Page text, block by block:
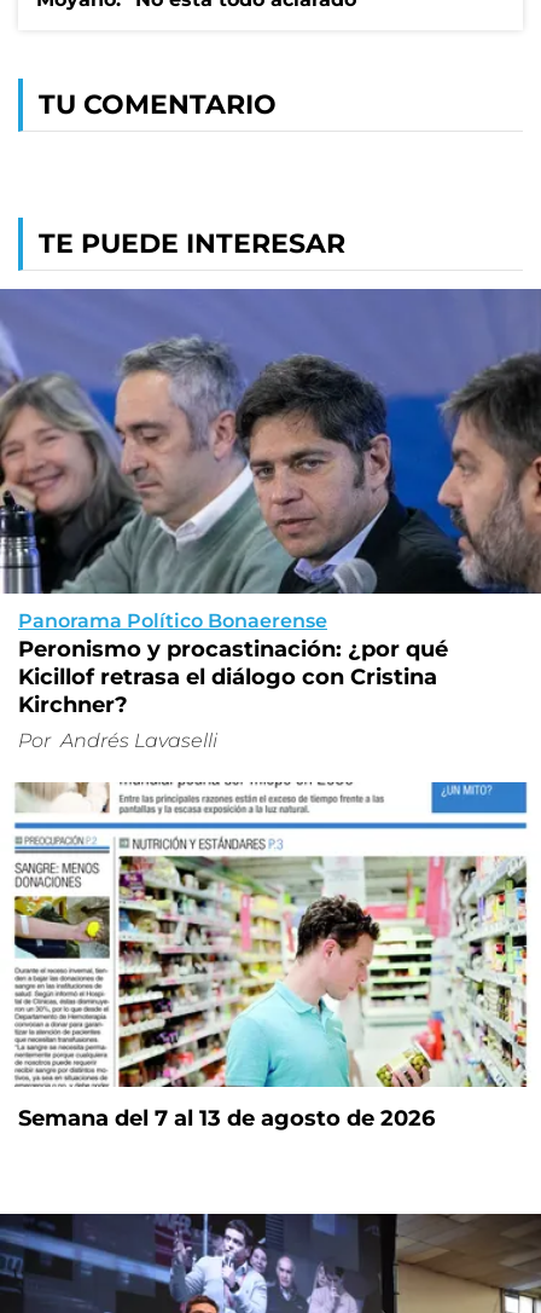
TU COMENTARIO
TE PUEDE INTERESAR
Panorama Político Bonaerense
Peronismo y procastinación: ¿por qué
Kicillof retrasa el diálogo con Cristina
Kirchner?
Por Andrés Lavaselli
Semana del 7 al 13 de agosto de 2026